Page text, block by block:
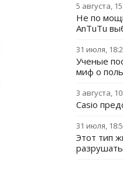
5 августа,
Не по
AnTuTu
31 июля,
Ученые
миф о
3 августа,
Casio
31 июля,
Этот тип